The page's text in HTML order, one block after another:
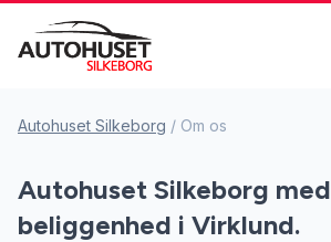
Autohuset Silkeborg / Om os
Autohuset Silkeborg med
beliggenhed i Virklund.